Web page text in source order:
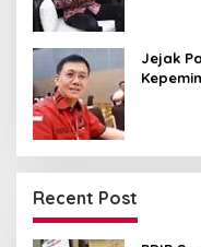
Jejak
Recent Post